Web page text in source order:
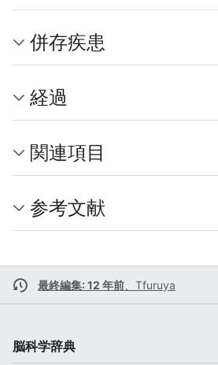
併存疾患
経過
関連項目
参考文献
最終編集: 12 年前 Tfuruya
脳科学辞典